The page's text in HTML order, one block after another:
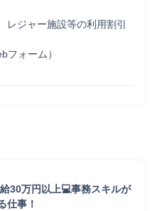
ジャー施設等の利用割引
ォーム）
30万円以上💻事務スキルが
仕事！